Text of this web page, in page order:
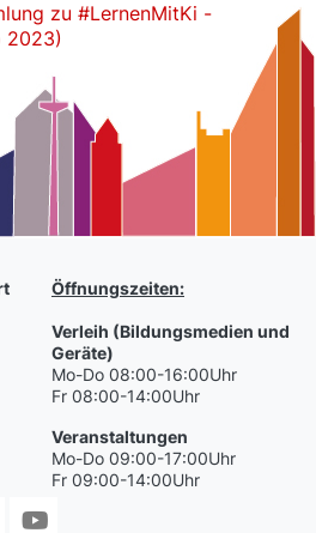
zu #LernenMitKi -
2023)
Öffnungszeiten:
Verleih (Bildungsmedien und
Geräte)
Mo-Do 08:00-16:00Uhr
Fr 08:00-14:00Uhr
Veranstaltungen
Mo-Do 09:00-17:00Uhr
Fr 09:00-14:00Uhr